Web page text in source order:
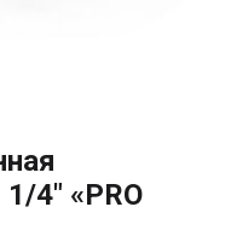
4″ «PRO